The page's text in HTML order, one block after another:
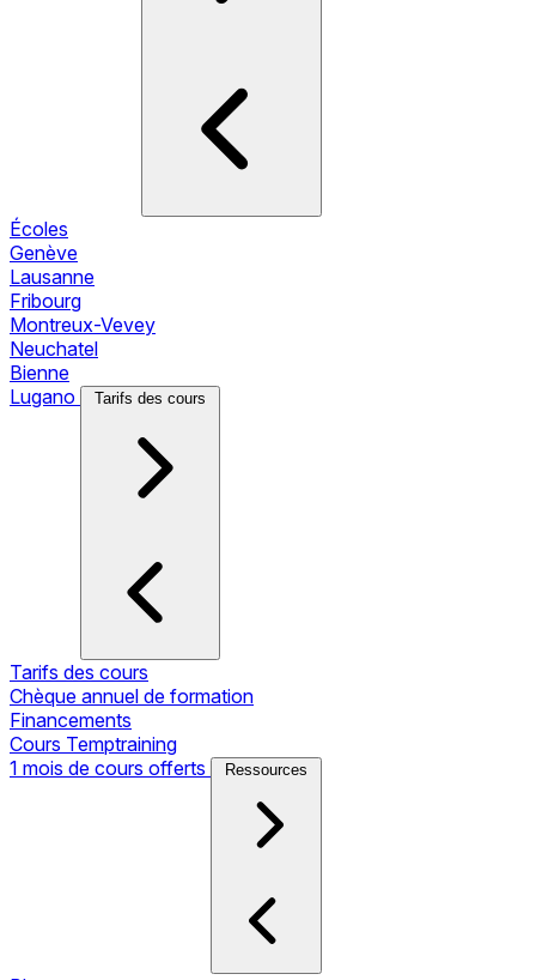
Écoles
Genève
Lausanne
Fribourg
Montreux-Vevey
Neuchatel
Bienne
Lugano
Tarifs des cours
Tarifs des cours
Chèque annuel de formation
Financements
Cours Temptraining
1 mois de cours offerts
Ressources